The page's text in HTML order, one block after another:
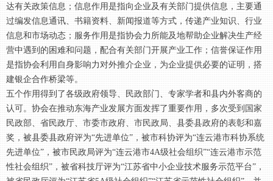
达有关政策信息；信息作用是指向企业及有关部门提供信息，主要通
过编发信息通讯、书籍资料、新闻报道等方式，传递产业知识、行业
信息和市场动态；服务作用是指协会力所能及地帮助企业解决生产经
营中遇到的困难和问题，配合有关部门开展产业工作；信誉保证作用
是指协会利用自身影响力对外推介企业，为企业提供必要的证明，搭
建银企合作桥梁等。
五个作用得到了各级政府领导、民政部门、专家学者和县内外客商的
认可。协会在推动东海产业发展方面发挥了重要作用，多次受到国家
民政部、省民政厅、市委市政府、市民政局、县委县政府的表彰和嘉
奖，被县委县政府评为“先进单位”，被市科协评为“连云港市科协系统
先进单位”，被市民政局评为“连云港市4A级社会组织”“连云港市示范
性社会组织”，被省科技厅评为“江苏省中小企业技术服务示范平台”，